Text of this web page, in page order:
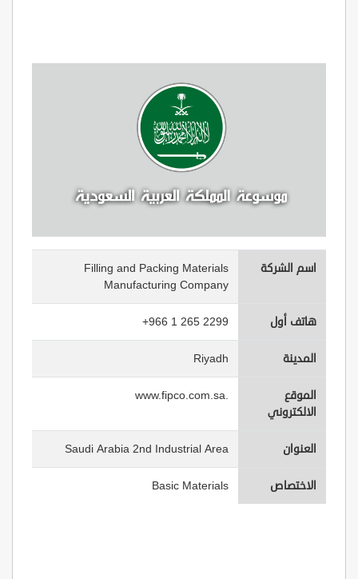
اسم الشركة
Filling and Packing Materials
Manufacturing Company
هاتف أول +966 1 265 2299
المدينة Riyadh
الموقع
الالكتروني
www.fipco.com.sa.
العنوان Saudi Arabia 2nd Industrial Area
الاختصاص Basic Materials